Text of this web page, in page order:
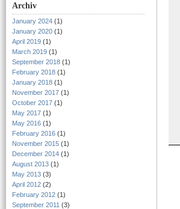
Archiv
January 2024 (1)
January 2020 (1)
April 2019 (1)
March 2019 (1)
September 2018 (1)
February 2018 (1)
January 2018 (1)
November 2017 (1)
October 2017 (1)
May 2017 (1)
May 2016 (1)
February 2016 (1)
November 2015 (1)
December 2014 (1)
August 2013 (1)
May 2013 (3)
April 2012 (2)
February 2012 (1)
September 2011 (3)